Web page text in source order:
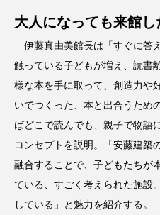
大人になっても来館
伊藤真由美館長は「すぐに答
触っている子どもが増え、読書
様な本を手に取って、創造力や
いでつくった、本と出合うため
ばどこで読んでも、親子で物語
コンセプトを説明。「安藤建築
融合することで、子どもたちが
ている、すごく考えられた施設
している」と魅力を紹介する。